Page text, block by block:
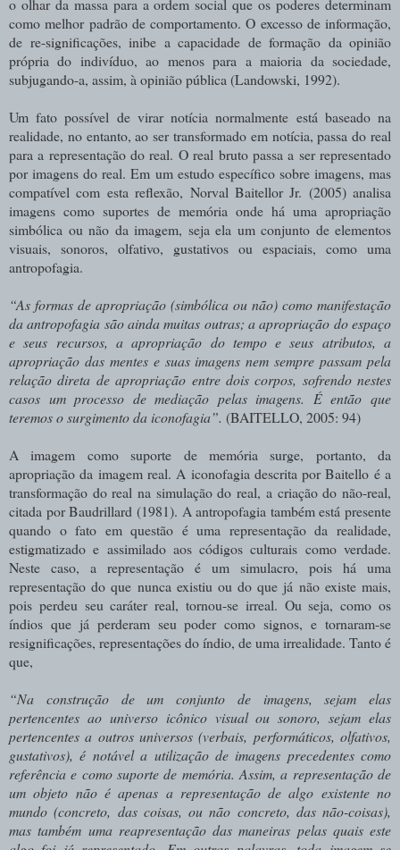
como melhor padrão de comportamento. O excesso de informação,
de re-significações, inibe a capacidade de formação da opinião
própria do indivíduo, ao menos para a maioria da sociedade,
subjugando-a, assim, à opinião pública (Landowski, 1992).
Um fato possível de virar notícia normalmente está baseado na
realidade, no entanto, ao ser transformado em notícia, passa do real
para a representação do real. O real bruto passa a ser representado
por imagens do real. Em um estudo específico sobre imagens, mas
compatível com esta reflexão, Norval Baitellor Jr. (2005) analisa
imagens como suportes de memória onde há uma apropriação
simbólica ou não da imagem, seja ela um conjunto de elementos
visuais, sonoros, olfativo, gustativos ou espaciais, como uma
antropofagia.
“As formas de apropriação (simbólica ou não) como manifestação
da antropofagia são ainda muitas outras; a apropriação do espaço
e seus recursos, a apropriação do tempo e seus atributos, a
apropriação das mentes e suas imagens nem sempre passam pela
relação direta de apropriação entre dois corpos, sofrendo nestes
casos um processo de mediação pelas imagens. É então que
teremos o surgimento da iconofagia”. (BAITELLO, 2005: 94)
A imagem como suporte de memória surge, portanto, da
apropriação da imagem real. A iconofagia descrita por Baitello é a
transformação do real na simulação do real, a criação do não-real,
citada por Baudrillard (1981). A antropofagia também está presente
quando o fato em questão é uma representação da realidade,
estigmatizado e assimilado aos códigos culturais como verdade.
Neste caso, a representação é um simulacro, pois há uma
representação do que nunca existiu ou do que já não existe mais,
pois perdeu seu caráter real, tornou-se irreal. Ou seja, como os
índios que já perderam seu poder como signos, e tornaram-se
resignificações, representações do índio, de uma irrealidade. Tanto é
que,
“Na construção de um conjunto de imagens, sejam elas
pertencentes ao universo icônico visual ou sonoro, sejam elas
pertencentes a outros universos (verbais, performáticos, olfativos,
gustativos), é notável a utilização de imagens precedentes como
referência e como suporte de memória. Assim, a representação de
um objeto não é apenas a representação de algo existente no
mundo (concreto, das coisas, ou não concreto, das não-coisas),
mas também uma reapresentação das maneiras pelas quais este